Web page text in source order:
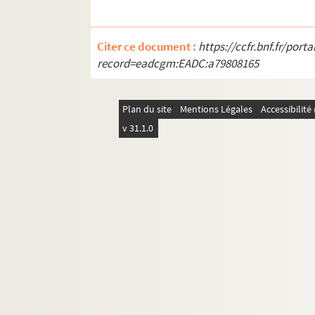
SD ICA84. Maubeuge - groupe
SD ICA85. Sceaux - Maison d'Albert
SD ICA86. Cité "Paul Langevin"
SD ICA88. Le Boulevard Jules
SD ICA89. Place de la Résistance et
Citer ce document : https://ccfr.bnf.fr/
record=eadcgm:EADC:a79808165
Plan du site Mentions Légales
v 31.1.0